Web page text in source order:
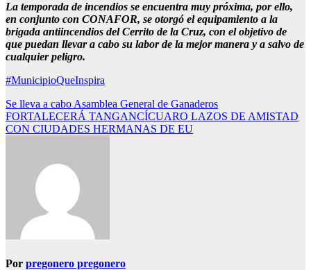
La temporada de incendios se encuentra muy próxima, por ello,
en conjunto con CONAFOR, se otorgó el equipamiento a la
brigada antiincendios del Cerrito de la Cruz, con el objetivo de
que puedan llevar a cabo su labor de la mejor manera y a salvo de
cualquier peligro.
#MunicipioQueInspira
Navegación
de
Se lleva a cabo Asamblea General de Ganaderos
FORTALECERÁ TANGANCÍCUARO LAZOS DE AMISTAD
CON CIUDADES HERMANAS DE EU
Por pregonero pregonero